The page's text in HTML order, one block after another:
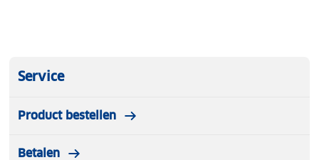
Service
Product bestellen
Betalen